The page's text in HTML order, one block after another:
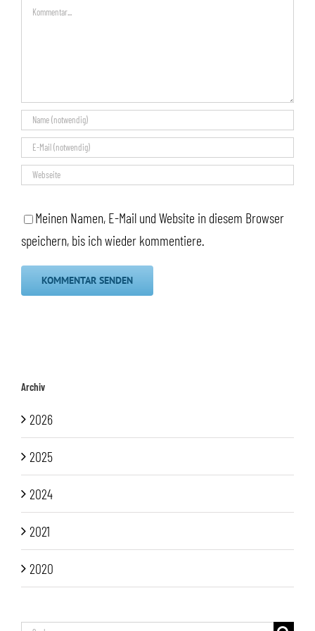
Kommentar
Meinen Namen, E-Mail und Website in diesem Browser
speichern, bis ich wieder kommentiere.
Archiv
2026
2025
2024
2021
2020